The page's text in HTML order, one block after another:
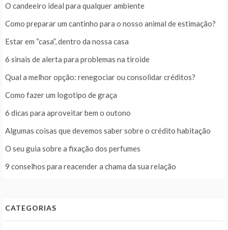
O candeeiro ideal para qualquer ambiente
Como preparar um cantinho para o nosso animal de estimação?
Estar em “casa”, dentro da nossa casa
6 sinais de alerta para problemas na tiroide
Qual a melhor opção: renegociar ou consolidar créditos?
Como fazer um logotipo de graça
6 dicas para aproveitar bem o outono
Algumas coisas que devemos saber sobre o crédito habitação
O seu guia sobre a fixação dos perfumes
9 conselhos para reacender a chama da sua relação
CATEGORIAS